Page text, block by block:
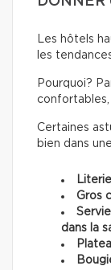
Les hôtels
les
Pourquoi?
Certaines
bien dans
Gros
dans la